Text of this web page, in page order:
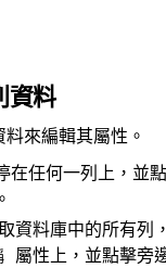
資料
來編輯其屬性。
在任何一列上，並
資料庫中的所有列
屬性上，並點擊旁